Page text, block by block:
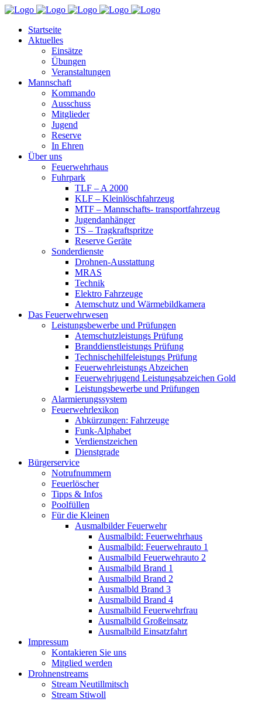
Startseite
Aktuelles
Einsätze
Übungen
Veranstaltungen
Mannschaft
Kommando
Ausschuss
Mitglieder
Jugend
Reserve
In Ehren
Über uns
Feuerwehrhaus
Fuhrpark
TLF – A 2000
KLF – Kleinlöschfahrzeug
MTF – Mannschafts- transportfahrzeug
Jugendanhänger
TS – Tragkraftspritze
Reserve Geräte
Sonderdienste
Drohnen-Ausstattung
MRAS
Technik
Elektro Fahrzeuge
Atemschutz und Wärmebildkamera
Das Feuerwehrwesen
Leistungsbewerbe und Prüfungen
Atemschutzleistungs Prüfung
Branddienstleistungs Prüfung
Technischehilfeleistungs Prüfung
Feuerwehrleistungs Abzeichen
Feuerwehrjugend Leistungsabzeichen Gold
Leistungsbewerbe und Prüfungen
Alarmierungssystem
Feuerwehrlexikon
Abkürzungen: Fahrzeuge
Funk-Alphabet
Verdienstzeichen
Dienstgrade
Bürgerservice
Notrufnummern
Feuerlöscher
Tipps & Infos
Poolfüllen
Für die Kleinen
Ausmalbilder Feuerwehr
Ausmalbild: Feuerwehrhaus
Ausmalbild: Feuerwehrauto 1
Ausmalbild Feuerwehrauto 2
Ausmalbild Brand 1
Ausmalbild Brand 2
Ausmalbld Brand 3
Ausmalbild Brand 4
Ausmalbild Feuerwehrfrau
Ausmalbild Großeinsatz
Ausmalbild Einsatzfahrt
Impressum
Kontakieren Sie uns
Mitglied werden
Drohnenstreams
Stream Neutillmitsch
Stream Stiwoll